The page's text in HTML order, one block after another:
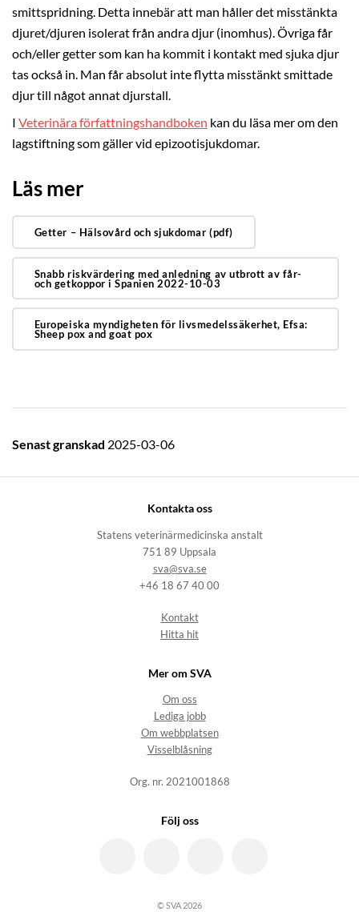
smittspridning. Detta innebär att man håller det misstänkta
djuret/djuren isolerat från andra djur (inomhus). Övriga får
och/eller getter som kan ha kommit i kontakt med sjuka djur
tas också in. Man får absolut inte flytta misstänkt smittade
djur till något annat djurstall.
I Veterinära författningshandboken kan du läsa mer om den
lagstiftning som gäller vid epizootisjukdomar.
Läs mer
Getter – Hälsovård och sjukdomar (pdf)
Snabb riskvärdering med anledning av utbrott av får-
och getkoppor i Spanien 2022-10-03
Europeiska myndigheten för livsmedelssäkerhet, Efsa:
Sheep pox and goat pox
Senast granskad 2025-03-06
Kontakta oss
Statens veterinärmedicinska anstalt
751 89 Uppsala
sva@sva.se
+46 18 67 40 00
Kontakt
Hitta hit
Mer om SVA
Om oss
Lediga jobb
Om webbplatsen
Visselblåsning
Org. nr. 2021001868
Följ oss
© SVA 2026